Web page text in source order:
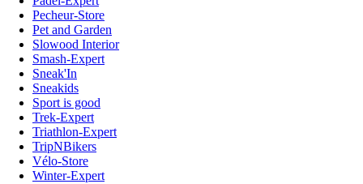
Pecheur-Store
Pet and Garden
Slowood Interior
Smash-Expert
Sneak'In
Sneakids
Sport is good
Trek-Expert
Triathlon-Expert
TripNBikers
Vélo-Store
Winter-Expert